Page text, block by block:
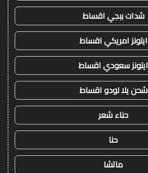
شدات ببجي اقساط
ايتونز امريكي اقساط
ايتونز سعودي اقساط
شحن يلا لودو اقساط
حناء شعر
حنا
ماتشا